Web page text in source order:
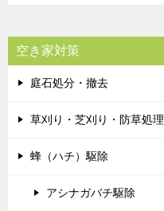
空き家対策
庭石処分・撤去
草刈り・芝刈り・防草処理
蜂（ハチ）駆除
アシナガバチ駆除